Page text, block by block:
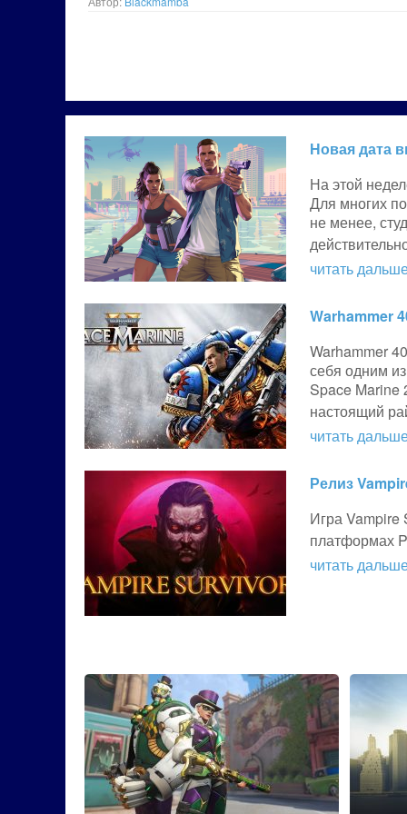
Новая дата
На этой
Для многих
не менее,
читать
Warhammer
Warhammer
себя одним
Space Marine
настоящий
читать
Релиз
Игра
платформах
читать